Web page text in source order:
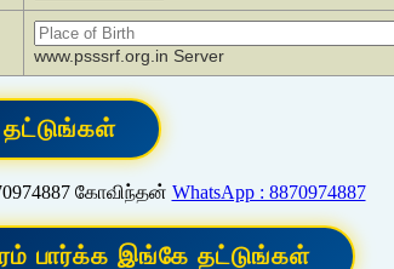
www.psssrf.org.in Server
கோவிந்தன் WhatsApp : 8870974887